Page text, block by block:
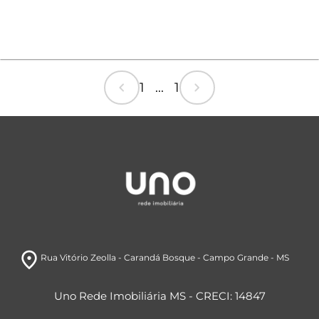
chevron_left 1 ... 1 chevron_right
room Rua Vitório Zeolla - Carandá Bosque- Campo Grande- MS
Uno Rede Imobiliária MS - CRECI: 14847